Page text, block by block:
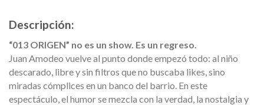
Descripción:
“013 ORIGEN” no es un show. Es un regreso.
Juan Amodeo vuelve al punto donde empezó todo: al niño
descarado, libre y sin filtros que no buscaba likes, sino
miradas cómplices en un banco del barrio. En este
espectáculo, el humor se mezcla con la verdad, la nostalgia y